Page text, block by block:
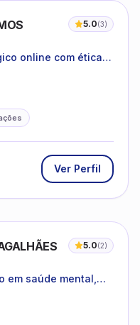
5.0(3)
online com ética,
Ver Perfil
5.0(2)
em saúde mental,